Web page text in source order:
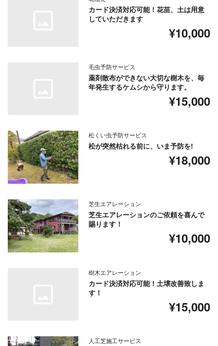
カード決済対応可能！花苗、土は用意
していただきます
¥10,000
毛虫予防サービス
薬剤散布ができない大切な樹木を、毎
年発生するケムシから守ります。
¥15,000
松くい虫予防サービス
松が突然枯れる前に、いま予防を!
¥18,000
芝生エアレーション
芝生エアレーションのご依頼を喜んで
賜ります！
¥10,000
樹木エアレーション
カード決済対応可能！土壌改善致しま
す！
¥15,000
人工芝施工サービス